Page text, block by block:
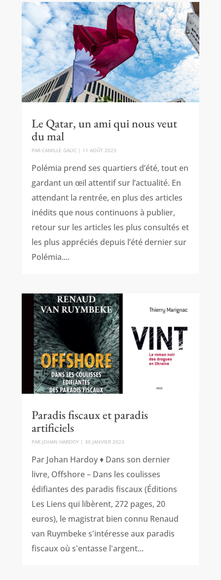
Le Qatar, un ami qui nous veut
du mal
PAR CAMILLE GALIC| 11 AOÛT 2023
Polémia prend ses quartiers d’été, tout en
gardant un œil attentif sur l’actualité. En
attendant la rentrée, en plus des articles
inédits que nous continuons à publier,
retour sur les articles les plus consultés et
les plus appréciés depuis l’été dernier sur
Polémia....
Paradis fiscaux et paradis
artificiels
PAR JOHAN HARDOY| 30 JANVIER 2023
Par Johan Hardoy ♦ Dans son dernier
livre, Offshore – Dans les coulisses
édifiantes des paradis fiscaux (Éditions
Les Liens qui libèrent, 272 pages, 20
euros), le magistrat bien connu Renaud
van Ruymbeke s'intéresse aux paradis
fiscaux où s'entasse l'argent...